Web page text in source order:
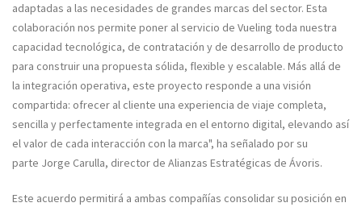
adaptadas a las necesidades de grandes marcas del sector. Esta
colaboración nos permite poner al servicio de Vueling toda nuestra
capacidad tecnológica, de contratación y de desarrollo de producto
para construir una propuesta sólida, flexible y escalable. Más allá de
la integración operativa, este proyecto responde a una visión
compartida: ofrecer al cliente una experiencia de viaje completa,
sencilla y perfectamente integrada en el entorno digital, elevando así
el valor de cada interacción con la marca", ha señalado por su
parte Jorge Carulla, director de Alianzas Estratégicas de Ávoris.
Este acuerdo permitirá a ambas compañías consolidar su posición en